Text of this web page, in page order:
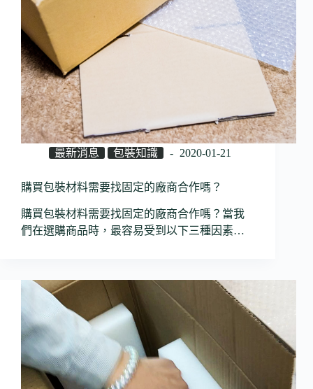
最新消息 包裝知識 2020-01-21
購買包裝材料需要找固定的廠商合作嗎？
購買包裝材料需要找固定的廠商合作嗎？當我
們在選購商品時，最容易受到以下三種因素…